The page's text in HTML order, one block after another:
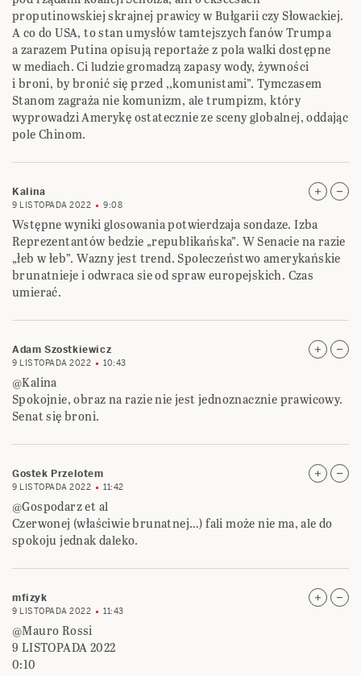
proputinowskiej skrajnej prawicy w Bułgarii czy Słowackiej.
A co do USA, to stan umysłów tamtejszych fanów Trumpa
a zarazem Putina opisują reportaże z pola walki dostępne
w mediach. Ci ludzie gromadzą zapasy wody, żywności
i broni, by bronić się przed ,,komunistami”. Tymczasem
Stanom zagraża nie komunizm, ale trumpizm, który
wyprowadzi Amerykę ostatecznie ze sceny globalnej, oddając
pole Chinom.
Kalina
9 LISTOPADA 2022 9:08
Wstępne wyniki glosowania potwierdzaja sondaze. Izba
Reprezentantów bedzie „republikańska”. W Senacie na razie
„łeb w łeb”. Wazny jest trend. Spoleczeństwo amerykańskie
brunatnieje i odwraca sie od spraw europejskich. Czas
umierać.
Adam Szostkiewicz
9 LISTOPADA 2022 10:43
@Kalina
Spokojnie, obraz na razie nie jest jednoznacznie prawicowy.
Senat się broni.
Gostek Przelotem
9 LISTOPADA 2022 11:42
@Gospodarz et al
Czerwonej (właściwie brunatnej…) fali może nie ma, ale do
spokoju jednak daleko.
mfizyk
9 LISTOPADA 2022 11:43
@Mauro Rossi
9 LISTOPADA 2022
0:10